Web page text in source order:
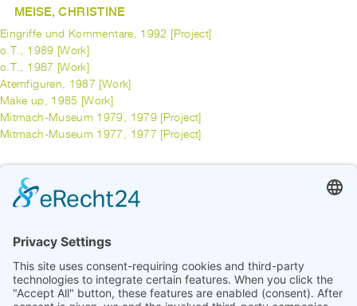
MEISE, CHRISTINE
Eingriffe und Kommentare, 1992 [Project]
o.T., 1989 [Work]
o.T., 1987 [Work]
Atemfiguren, 1987 [Work]
Make up, 1985 [Work]
Mitmach-Museum 1979, 1979 [Project]
Mitmach-Museum 1977, 1977 [Project]
MERTEL, WALTER
Kontraste, 1991 [Project]
1
5
6